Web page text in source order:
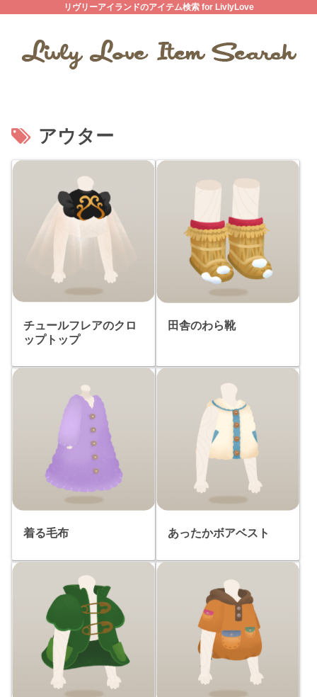
リヴリーアイランドのアイテム検索 for LivlyLove
アウター
チュールフレアのクロ
ップトップ
田舎のわら靴
着る毛布 あったかボアベスト